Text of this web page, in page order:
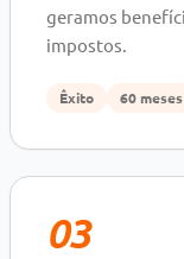
geramos
impostos.
Êxito 60 meses
03